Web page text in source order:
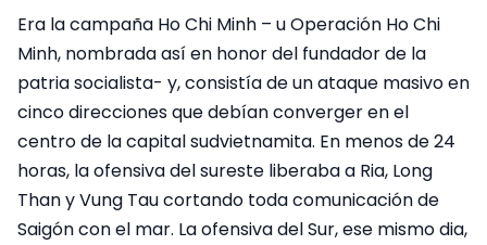
Era la campaña Ho Chi Minh – u Operación Ho Chi
Minh, nombrada así en honor del fundador de la
patria socialista- y, consistía de un ataque masivo en
cinco direcciones que debían converger en el
centro de la capital sudvietnamita. En menos de 24
horas, la ofensiva del sureste liberaba a Ria, Long
Than y Vung Tau cortando toda comunicación de
Saigón con el mar. La ofensiva del Sur, ese mismo dia,